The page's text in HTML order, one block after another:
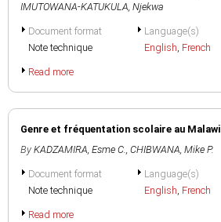
IMUTOWANA-KATUKULA, Njekwa
Document format
Note technique
Language(s)
English, French
Read more
Genre et fréquentation scolaire au Malawi
By KADZAMIRA, Esme C., CHIBWANA, Mike P.
Document format
Note technique
Language(s)
English, French
Read more